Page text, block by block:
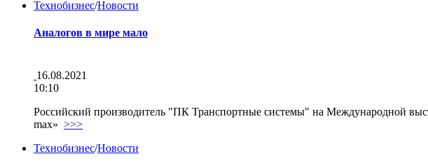
Технобизнес/Новости
Аналогов в мире мало
16.08.2021
10:10
Российский производитель "ПК Транспортные системы" на Международной
max» >>>
Технобизнес/Новости